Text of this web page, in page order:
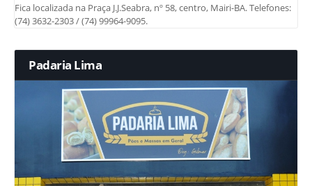
Fica localizada na Praça J.J.Seabra, nº 58, centro, Mairi-BA. Telefones:
(74) 3632-2303 / (74) 99964-9095.
Padaria Lima